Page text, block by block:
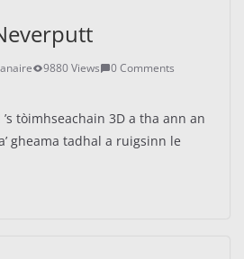
9880 Views
0 Comments
’s tòimhseachain 3D a tha ann an
gheama tadhal a ruigsinn le